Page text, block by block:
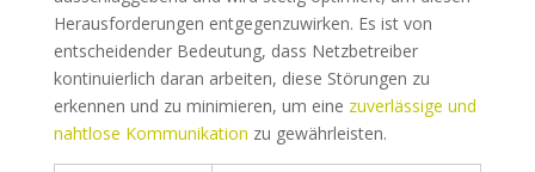
Herausforderungen entgegenzuwirken. Es ist von
entscheidender Bedeutung, dass Netzbetreiber
kontinuierlich daran arbeiten, diese Störungen zu
erkennen und zu minimieren, um eine zuverlässige und
nahtlose Kommunikation zu gewährleisten.